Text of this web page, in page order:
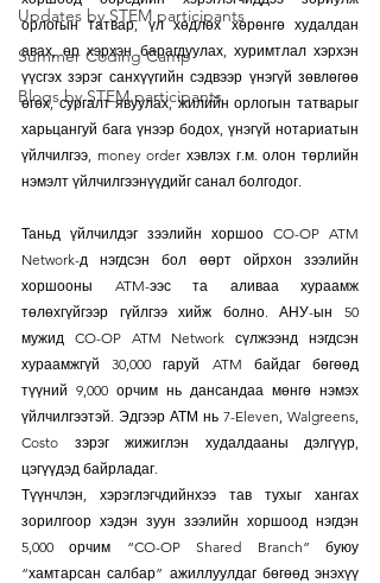
Updates by STEM participants
Summer Coding Camp
Blogs by STEM participants
орлогын татвар, үл хөдлөх хөрөнгө худалдан
авах, өр хэрхэн барагдуулах, хуримтлал хэрхэн
үүсгэх зэрэг санхүүгийн сэдвээр үнэгүй зөвлөгөө
өгөх, сургалт явуулах, жилийн орлогын татварыг
харьцангуй бага үнээр бодох, үнэгүй нотариатын
үйлчилгээ, money order хэвлэх г.м. олон төрлийн
нэмэлт үйлчилгээнүүдийг санал болгодог.
Таньд үйлчилдэг зээлийн хоршоо CO-OP ATM
Network-д нэгдсэн бол өөрт ойрхон зээлийн
хоршооны ATM-ээс та аливаа хураамж
төлөхгүйгээр гүйлгээ хийж болно. АНУ-ын 50
мужид CO-OP ATM Network сүлжээнд нэгдсэн
хураамжгүй 30,000 гаруй ATM байдаг бөгөөд
түүний 9,000 орчим нь дансандаа мөнгө нэмэх
үйлчилгээтэй. Эдгээр АТМ нь 7-Eleven, Walgreens,
Costo зэрэг жижиглэн худалдааны дэлгүүр,
цэгүүдэд байрладаг.
Түүнчлэн, хэрэглэгчдийнхээ тав тухыг хангах
зорилгоор хэдэн зуун зээлийн хоршоод нэгдэн
5,000 орчим “CO-OP Shared Branch” буюу
“хамтарсан салбар” ажиллуулдаг бөгөөд энэхүү